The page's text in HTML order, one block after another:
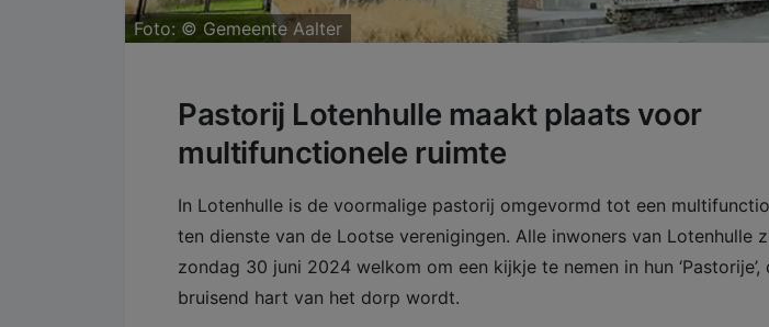
Foto: © Gemeente Aalter
Pastorij Lotenhulle maakt plaats voor
multifunctionele ruimte
In Lotenhulle is de voormalige pastorij omgevormd tot een
ten dienste van de Lootse verenigingen. Alle inwoners van Lotenhulle
zondag 30 juni 2024 welkom om een kijkje te nemen in hun ‘Pastorije’,
bruisend hart van het dorp wordt.